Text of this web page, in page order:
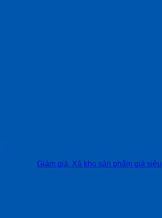
Giảm giá, Xả kho sản phẩm giá siêu tốt,